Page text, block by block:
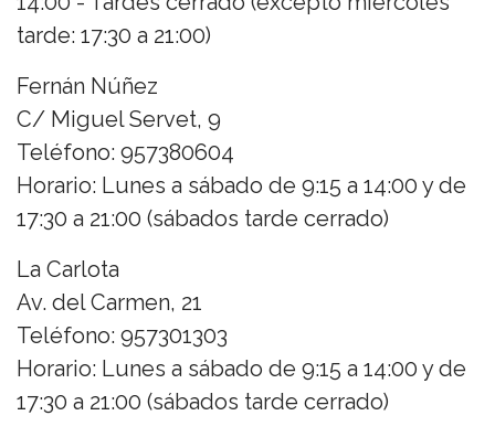
tarde: 17:30 a 21:00)
Fernán Núñez
C/ Miguel Servet, 9
Teléfono: 957380604
Horario: Lunes a sábado de 9:15 a 14:00 y de
17:30 a 21:00 (sábados tarde cerrado)
La Carlota
Av. del Carmen, 21
Teléfono: 957301303
Horario: Lunes a sábado de 9:15 a 14:00 y de
17:30 a 21:00 (sábados tarde cerrado)